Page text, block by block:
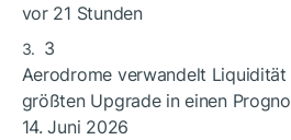
vor 21 Stunden
3
Aerodrome verwandelt
größten Upgrade in einen
14. Juni 2026